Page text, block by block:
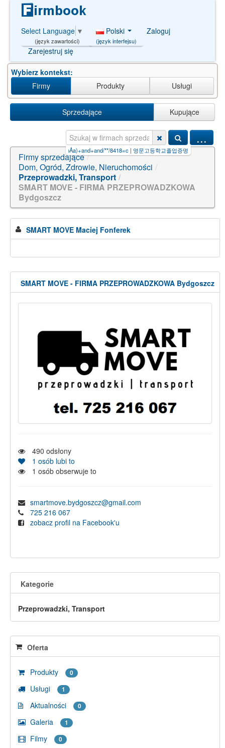
Select Language ▼
(język zawartości)
Polski
(język interfejsu)
Zaloguj
Zarejestruj się
Wybierz kontekst:
Firmy
Produkty Usługi
Sprzedające Kupujące
...
**/8418=c|영문고등학교졸업증명서위조 ₫ 카톡 : c111 텔레 : A
Firmy sprzedające /
Dom, Ogród, Zdrowie, Nieruchomości /
Przeprowadzki, Transport /
SMART MOVE - FIRMA PRZEPROWADZKOWA
Bydgoszcz
SMART MOVE Maciej Fonferek
SMART MOVE - FIRMA PRZEPROWADZKOWA Bydgoszcz
490 odsłony
1 osób lubi to
1 osób obserwuje to
smartmove.bydgoszcz@gmail.com
725 216 067
zobacz profil na Facebook'u
Kategorie
Przeprowadzki, Transport
Oferta
Produkty 0
Usługi 1
Aktualności 0
Galeria 1
Filmy 0